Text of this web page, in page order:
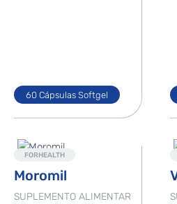
60 Cápsulas Softgel
Destaque
FORHEALTH
Moromil
SUPLEMENTO ALIMENTAR